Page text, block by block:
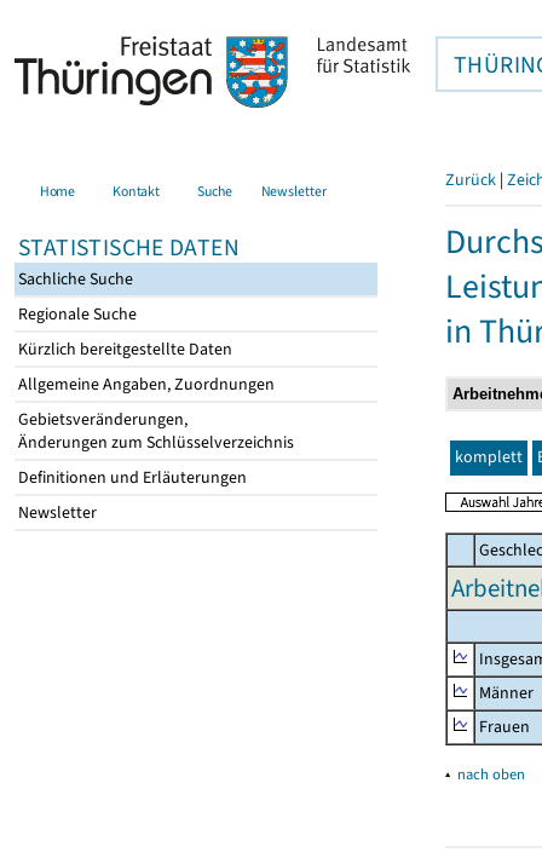
Home Kontakt Suche Newsletter
STATISTISCHE DATEN
Sachliche Suche
Regionale Suche
Kürzlich bereitgestellte Daten
Allgemeine Angaben, Zuordnungen
Gebietsveränderungen,
Änderungen zum Schlüsselverzeichnis
Definitionen und Erläuterungen
Newsletter
Zurück |
in
komplett
Männer
Frauen
▴ nach oben